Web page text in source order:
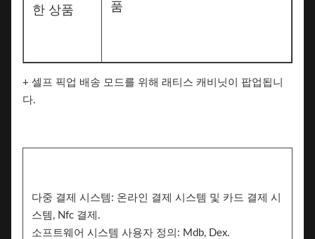
한 상품
품
+ 셀프 픽업 배송 모드를 위해 래티스 캐비닛이 팝업됩니
다.
다중 결제 시스템: 온라인 결제 시스템 및 카드 결제 시
스템, Nfc 결제.
소프트웨어 시스템 사용자 정의: Mdb, Dex.